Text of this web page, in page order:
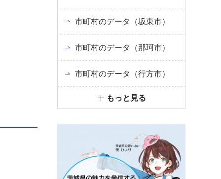
市町村のデータ（坂東市）
市町村のデータ（那珂市）
市町村のデータ（行方市）
もっと見る